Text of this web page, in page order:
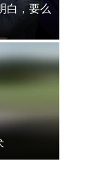
白，要么